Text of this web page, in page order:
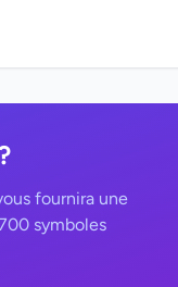
fournira une
symboles